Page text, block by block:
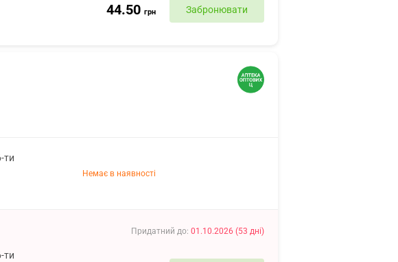
44.50 грн Забронювати
ти
Немає в наявності
Придатний до: 01.10.2026 (53 дні)
ти